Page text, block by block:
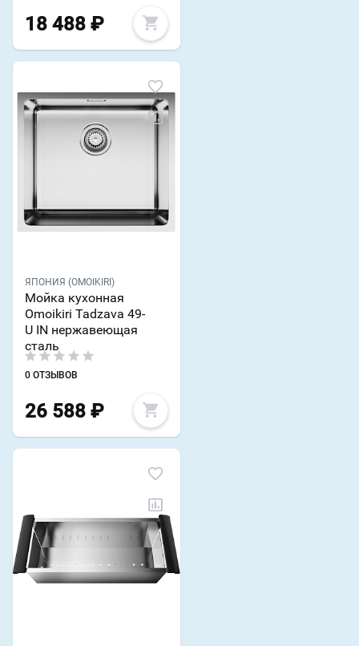
18 488 ₽
ЯПОНИЯ (OMOIKIRI)
Мойка кухонная
Omoikiri Tadzava 49-
U IN нержавеющая
сталь
0 ОТЗЫВОВ
26 588 ₽